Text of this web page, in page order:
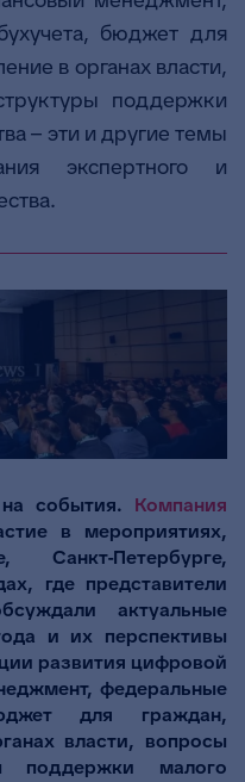
бюджет для
в органах власти,
поддержки
– эти и другие темы
экспертного и
события. Компания
в мероприятиях,
Петербурге,
где представители
актуальные
и их перспективы
развития цифровой
федеральные
для граждан,
власти, вопросы
поддержки малого